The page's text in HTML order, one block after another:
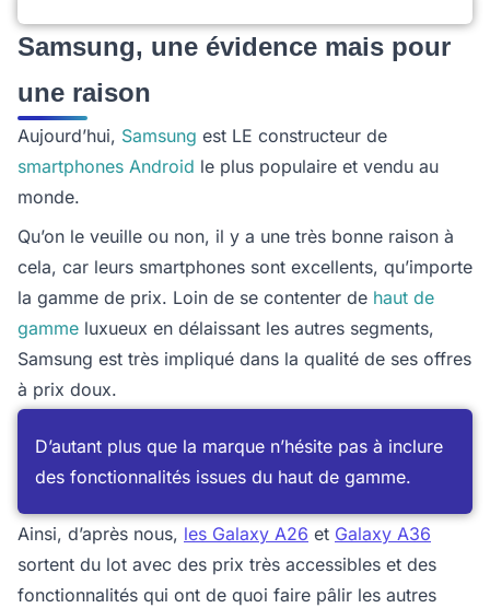
Samsung, une évidence mais pour
une raison
Aujourd’hui, Samsung est LE constructeur de
smartphones Android le plus populaire et vendu au
monde.
Qu’on le veuille ou non, il y a une très bonne raison à
cela, car leurs smartphones sont excellents, qu’importe
la gamme de prix. Loin de se contenter de haut de
gamme luxueux en délaissant les autres segments,
Samsung est très impliqué dans la qualité de ses offres
à prix doux.
D’autant plus que la marque n’hésite pas à inclure
des fonctionnalités issues du haut de gamme.
Ainsi, d’après nous, les Galaxy A26 et Galaxy A36
sortent du lot avec des prix très accessibles et des
fonctionnalités qui ont de quoi faire pâlir les autres